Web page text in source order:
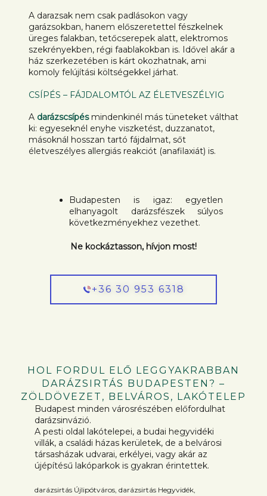
A darazsak nem csak padlásokon vagy
garázsokban, hanem előszeretettel fészkelnek
üreges falakban, tetőcserepek alatt, elektromos
szekrényekben, régi faablakokban is. Idővel akár a
ház szerkezetében is kárt okozhatnak, ami
komoly felújítási költségekkel járhat.
CSÍPÉS – FÁJDALOMTÓL AZ ÉLETVESZÉLYIG
A darázscsípésmindenkinél más tüneteket válthat
ki: egyeseknél enyhe viszketést, duzzanatot,
másoknál hosszan tartó fájdalmat, sőt
életveszélyes allergiás reakciót (anafilaxiát) is.
Budapesten is igaz: egyetlen
elhanyagolt darázsfészek súlyos
következményekhez vezethet.
Ne kockáztasson, hívjon most!
+36 30 953 6318
HOL FORDUL ELŐ LEGGYAKRABBAN
DARÁZSIRTÁS BUDAPESTEN? –
ZÖLDÖVEZET, BELVÁROS, LAKÓTELEP
Budapest minden városrészében előfordulhat
darázsinvázió.
A pesti oldal lakótelepei, a budai hegyvidéki
villák, a családi házas kerületek, de a belvárosi
társasházak udvarai, erkélyei, vagy akár az
újépítésű lakóparkok is gyakran érintettek.
darázsirtás Újlipótváros, darázsirtás Hegyvidék,